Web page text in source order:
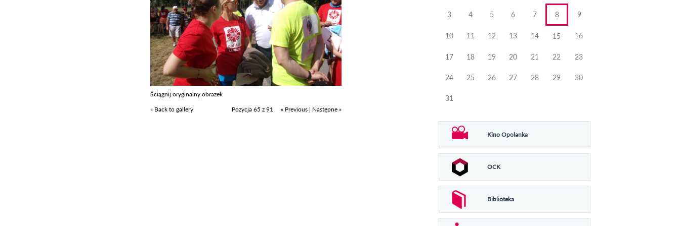
Ściągnij oryginalny obrazek
« Back to gallery
Pozycja 65 z 91 « Previous | Następne »
3 4 5 6 7 8 9
10 11 12 13 14 15 16
17 18 19 20 21 22 23
24 25 26 27 28 29 30
31
Kino Opolanka
OCK
Biblioteka